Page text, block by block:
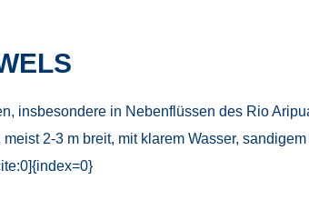
insbesondere in Nebenflüssen des Rio
2-3 m breit, mit klarem Wasser,